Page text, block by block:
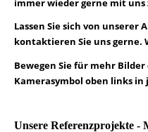
immer wieder gerne
Lassen Sie sich von unserer
kontaktieren Sie uns gerne.
Bewegen Sie für mehr
Kamerasymbol oben links in
Unsere Referenzprojekte -